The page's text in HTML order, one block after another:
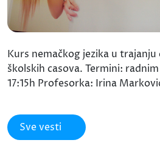
Kurs nemačkog jezika u trajanju
školskih casova. Termini:
17:15h Profesorka: Irina
Sve vesti